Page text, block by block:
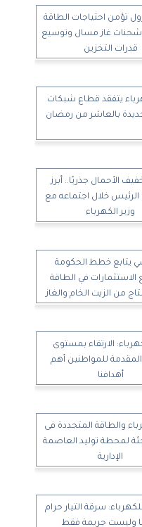
تؤمن احتياجات الطاقة
شحنات غاز مسال وتوسيع
قدرات التخزين
يتفقد قطاع شبكات
بالعاشر من رمضان
الأحمال جذريًا.. أبرز
خلال اجتماعه مع
وزير الكهرباء
يتابع خطط الحكومة
في الطاقة
من الزيت الخام والغاز
الارتقاء بمستوى
للمواطنين أهم
أهدافنا
والطاقة المتجددة فى
لمحطة توليد العاصمة
الإدارية
سرقة التيار حرام
وليست جريمة فقط